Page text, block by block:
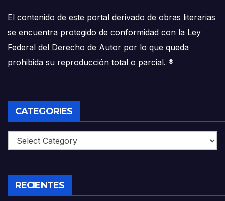
El contenido de este portal derivado de obras literarias
se encuentra protegido de conformidad con la Ley
Federal del Derecho de Autor por lo que queda
prohibida su reproducción total o parcial. ®
CATEGORIES
Categories
RECIENTES